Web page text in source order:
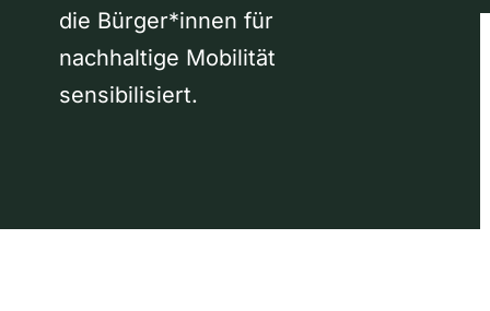
die Bürger*innen für
nachhaltige Mobilität
sensibilisiert.